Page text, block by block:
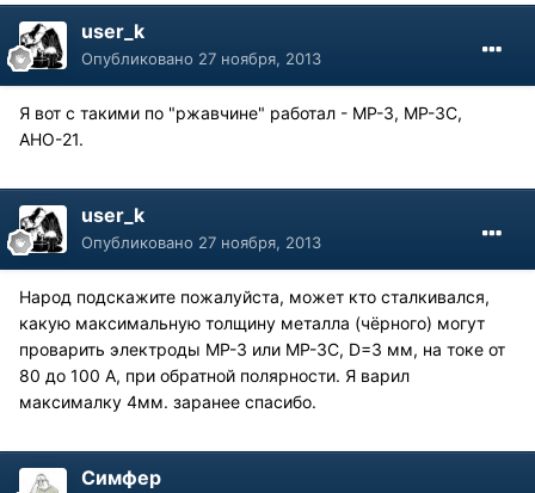
user_k
Опубликовано 27 ноября, 2013
Я вот с такими по "ржавчине" работал - МР-3, МР-3С,
АНО-21.
user_k
Опубликовано 27 ноября, 2013
Народ подскажите пожалуйста, может кто сталкивался,
какую максимальную толщину металла (чёрного) могут
проварить электроды МР-3 или МР-3С, D=3 мм, на токе от
80 до 100 А, при обратной полярности. Я варил
максималку 4мм. заранее спасибо.
Симфер